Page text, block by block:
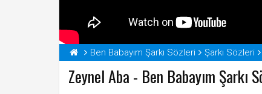
Ben Babayım Şarkı Sözleri Şarkı Sözleri
Zeynel Aba - Ben Babayım Şarkı